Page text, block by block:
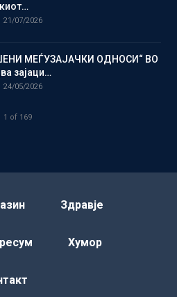
21/07/2026
МЕЃУЗАЈАЧКИ ОДНОСИ“ ВО
зајаци…
24/05/2026
1 of 169
Здравје
Хумор